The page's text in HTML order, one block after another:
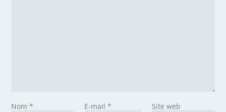
Nom* E-mail * Site web